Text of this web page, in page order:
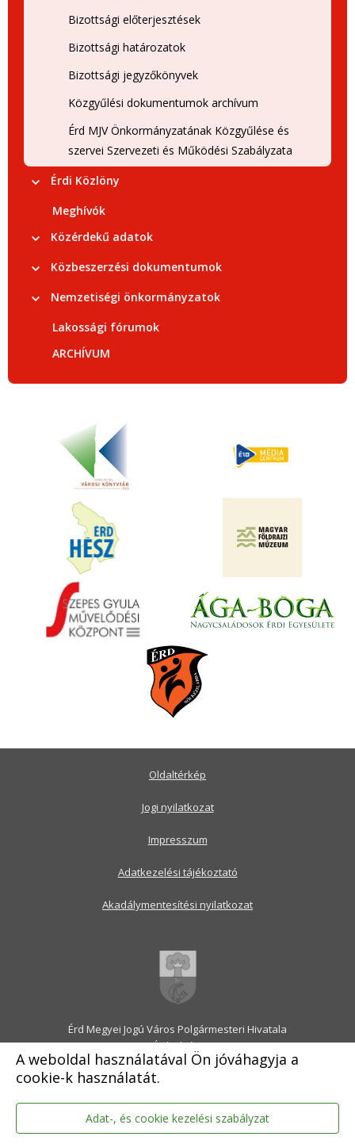
A weboldal használatával Ön jóváhagyja a
cookie-k használatát.
Adat-, és cookie kezelési szabályzat
Bizottsági előterjesztések
Bizottsági határozatok
Bizottsági jegyzőkönyvek
Közgyűlési dokumentumok archívum
Érd MJV Önkormányzatának Közgyűlése és
szervei Szervezeti és Működési Szabályzata
Érdi Közlöny
Meghívók
Közérdekű adatok
Közbeszerzési dokumentumok
Nemzetiségi önkormányzatok
Lakossági fórumok
ARCHÍVUM
Érd Megyei Jogú Város Polgármesteri Hivatala
2030 Érd, Alsó utca 1.
Levélcím: 2031 Érd, Pf.: 31
E-mail:onkormanyzat@erd.hu
Telefonközpont:06-23-522-300
Ügyfélszolgálat:06-23-522-301
Hivatali Kapu: ERDPH
Oldaltérkép
Jogi nyilatkozat
Impresszum
Adatkezelési tájékoztató
Akadálymentesítési nyilatkozat